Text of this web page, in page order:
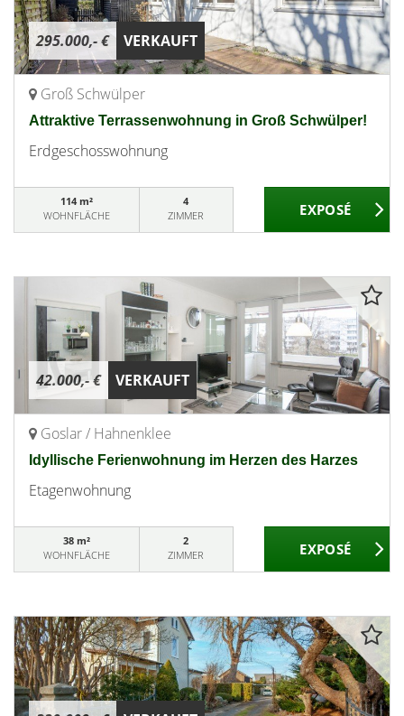
295.000,- € VERKAUFT
Groß Schwülper
Attraktive Terrassenwohnung in Groß Schwülper!
Erdgeschosswohnung
114 m²
WOHNFLÄCHE
4
ZIMMER
42.000,- € VERKAUFT
Goslar / Hahnenklee
Idyllische Ferienwohnung im Herzen des Harzes
Etagenwohnung
38 m²
WOHNFLÄCHE
2
ZIMMER